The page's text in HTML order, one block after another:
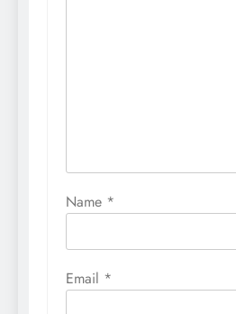
Name *
Email *